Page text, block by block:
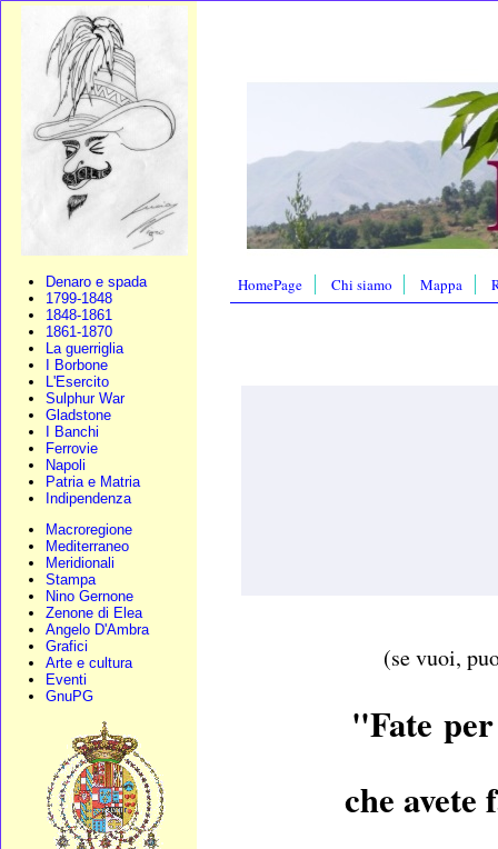
Denaro e spada
1799-1848
1848-1861
1861-1870
La guerriglia
I Borbone
L'Esercito
Sulphur War
Gladstone
I Banchi
Ferrovie
Napoli
Patria e Matria
Indipendenza
Macroregione
Mediterraneo
Meridionali
Stampa
Nino Gernone
Zenone di Elea
Angelo D'Ambra
Grafici
Arte e cultura
Eventi
GnuPG
HomePage Chi siamo Mappa
(se vuoi,
"Fate
che